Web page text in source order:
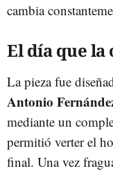
cambia
El día que
La pieza fue
Antonio
mediante un
permitió verter el
final. Una vez